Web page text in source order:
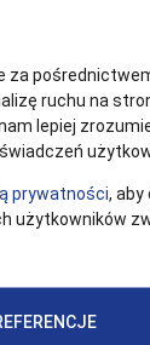
po
23:00,
w